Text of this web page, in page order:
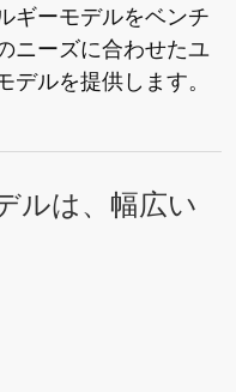
ギーモデルをベンチ
ニーズに合わせたユ
ルを提供します。
ルは、幅広い